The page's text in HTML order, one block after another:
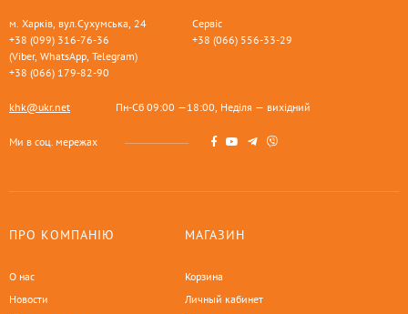
м. Харків, вул.Сухумська, 24
+38 (099) 316-76-36
(Viber, WhatsApp, Telegram)
+38 (066) 179-82-90
Сервіс
+38 (066) 556-33-29
khk@ukr.net Пн-Сб 09:00 —18:00, Неділя — вихідний
Ми в соц. мережах
ПРО КОМПАНІЮ
О нас
Новости
МАГАЗИН
Корзина
Личный кабинет